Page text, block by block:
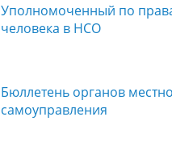
Уполномоченный по
человека в НСО
Бюллетень органов
самоуправления